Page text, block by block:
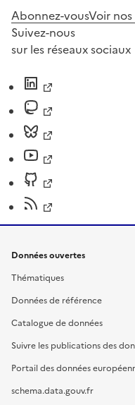
Abonnez-vousVoir
Suivez-nous
sur les réseaux sociaux
Données ouvertes
Thématiques
Données de référence
Catalogue de données
Suivre les publications des
Portail des données
schema.data.gouv.fr